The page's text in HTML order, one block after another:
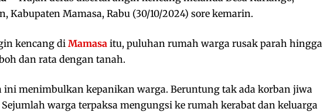
Kabupaten Mamasa, Rabu (30/10/2024) sore kemarin.
kencang di Mamasa itu, puluhan rumah warga rusak parah hingga
dan rata dengan tanah.
ini menimbulkan kepanikan warga. Beruntung tak ada korban jiwa
warga terpaksa mengungsi ke rumah kerabat dan keluarga